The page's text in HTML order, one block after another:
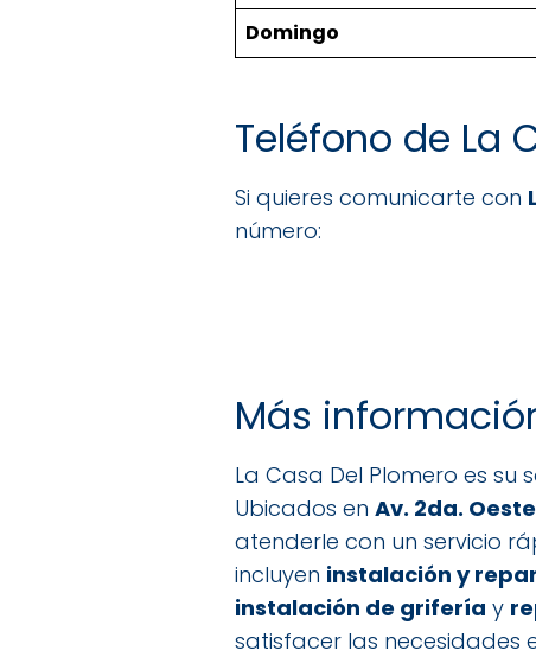
Domingo
Teléfono de La
Si quieres comunicarte con
número:
Más
La Casa Del Plomero es
Ubicados en Av. 2da.
atenderle con un servicio
incluyen instalación y
instalación de grifería y
satisfacer las necesidades